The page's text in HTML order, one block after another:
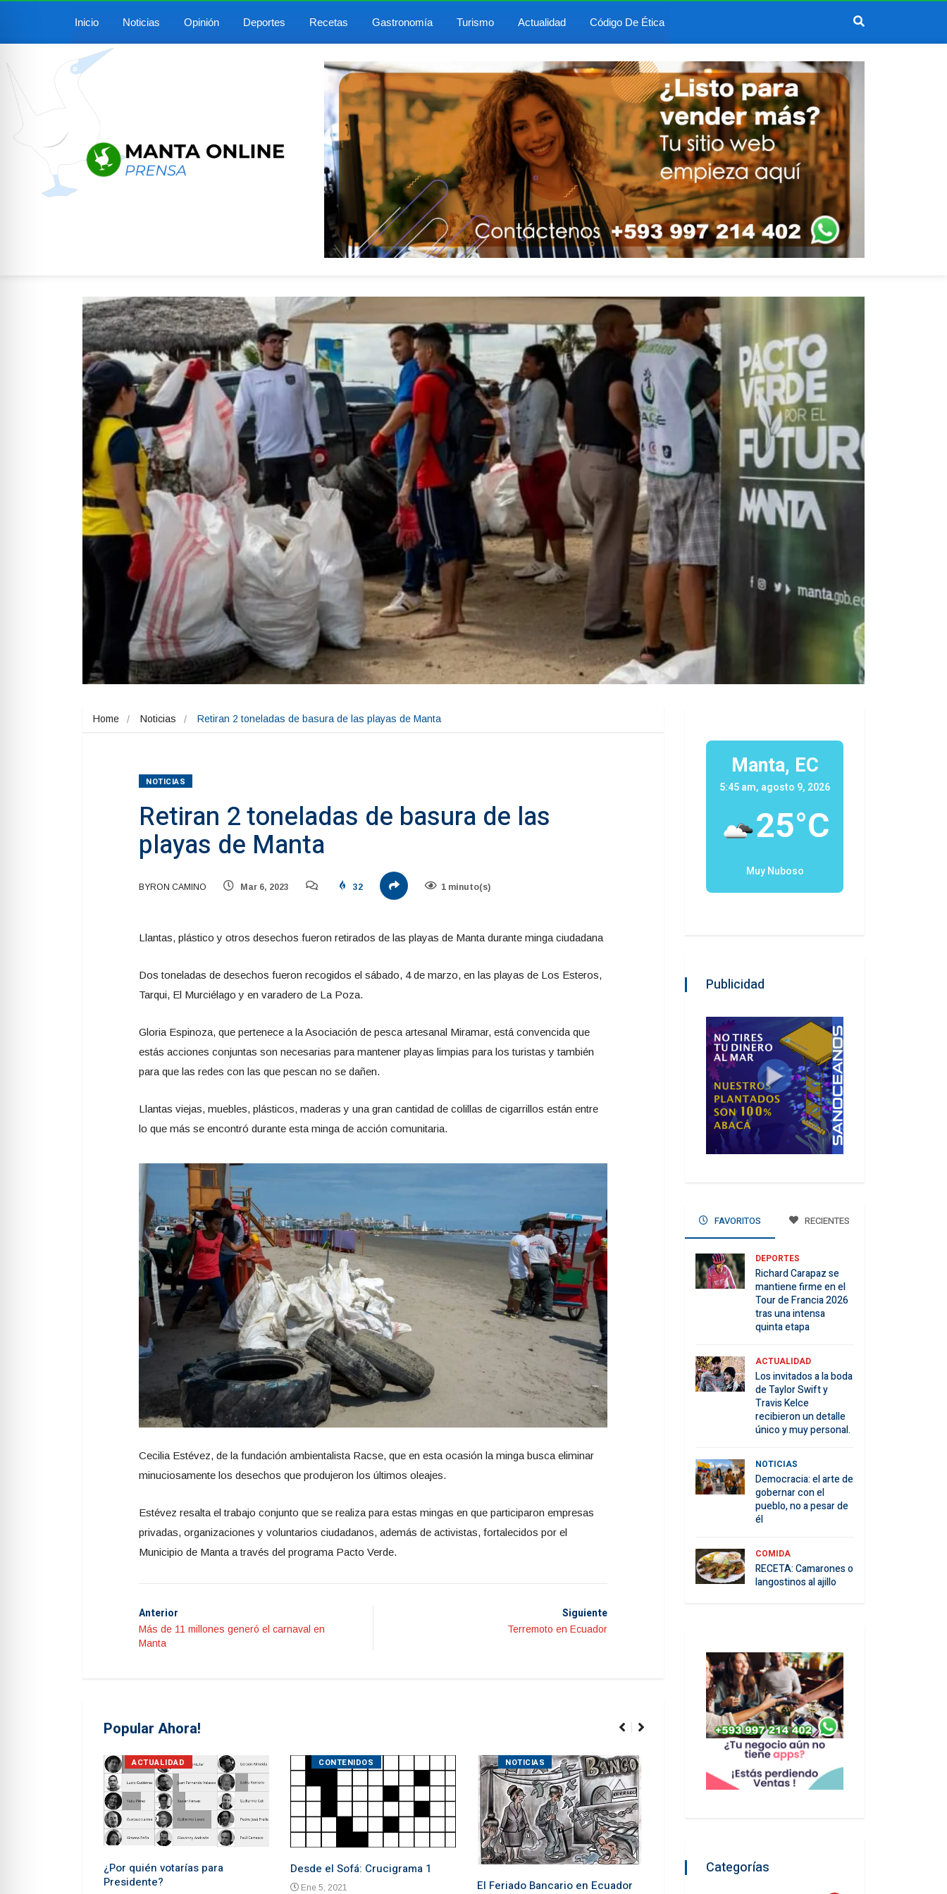
Inicio Noticias Opinión Deportes Recetas Gastronomía Turismo Actualidad Código De Ética
Home Noticias Retiran 2 toneladas de basura de las playas de Manta
NOTICIAS
Retiran 2 toneladas de basura de las
playas de Manta
BYRON CAMINO Mar 6, 2023 32 1 minuto(s)
Llantas, plástico y otros desechos fueron retirados de las playas de Manta durante minga ciudadana
Dos toneladas de desechos fueron recogidos el sábado, 4 de marzo, en las playas de Los Esteros,
Tarqui, El Murciélago y en varadero de La Poza.
Gloria Espinoza, que pertenece a la Asociación de pesca artesanal Miramar, está convencida que
estás acciones conjuntas son necesarias para mantener playas limpias para los turistas y también
para que las redes con las que pescan no se dañen.
Llantas viejas, muebles, plásticos, maderas y una gran cantidad de colillas de cigarrillos están entre
lo que más se encontró durante esta minga de acción comunitaria.
Cecilia Estévez, de la fundación ambientalista Racse, que en esta ocasión la minga busca eliminar
minuciosamente los desechos que produjeron los últimos oleajes.
Estévez resalta el trabajo conjunto que se realiza para estas mingas en que participaron empresas
privadas, organizaciones y voluntarios ciudadanos, además de activistas, fortalecidos por el
Municipio de Manta a través del programa Pacto Verde.
Anterior
Más de 11 millones generó el carnaval en
Manta
Siguiente
Terremoto en Ecuador
Popular Ahora!
ACTUALIDAD
¿Por quién votarías para
Presidente?
CONTENIDOS
Desde el Sofá: Crucigrama 1
Ene 5, 2021
NOTICIAS
El Feriado Bancario en Ecuador
Manta, EC
5:45 am, agosto 9, 2026
25°C
Muy Nuboso
Publicidad
FAVORITOS RECIENTES
DEPORTES
Richard Carapaz se
mantiene firme en el
Tour de Francia 2026
tras una intensa
quinta etapa
ACTUALIDAD
Los invitados a la boda
de Taylor Swift y
Travis Kelce
recibieron un detalle
único y muy personal.
NOTICIAS
Democracia: el arte de
gobernar con el
pueblo, no a pesar de
él
COMIDA
RECETA: Camarones o
langostinos al ajillo
Categorías